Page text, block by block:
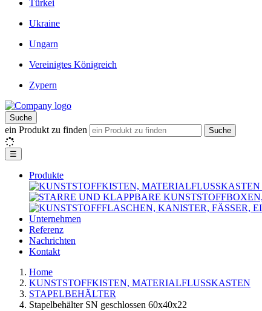
Türkei
Ukraine
Ungarn
Vereinigtes Königreich
Zypern
Suche
ein Produkt zu finden Suche
☰
Produkte
Unternehmen
Referenz
Nachrichten
Kontakt
Home
KUNSTSTOFFKISTEN, MATERIALFLUSSKASTEN
STAPELBEHÄLTER
Stapelbehälter SN geschlossen 60x40x22